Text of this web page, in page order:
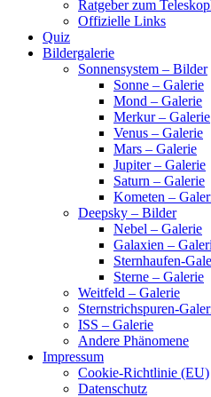
Ratgeber zum
Offizielle Links
Quiz
Bildergalerie
Sonnensystem – Bilder
Sonne – Galerie
Mond – Galerie
Merkur – Galerie
Venus – Galerie
Mars – Galerie
Jupiter – Galerie
Saturn – Galerie
Kometen –
Deepsky – Bilder
Nebel – Galerie
Galaxien –
Sternhaufen-
Sterne – Galerie
Weitfeld – Galerie
Sternstrichspuren-
ISS – Galerie
Andere Phänomene
Impressum
Cookie-Richtlinie (EU)
Datenschutz